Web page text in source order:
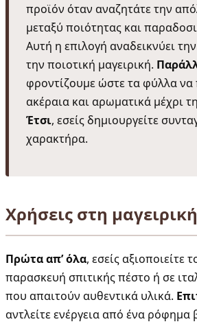
προϊόν όταν αναζητάτε την
μεταξύ ποιότητας και
Αυτή η επιλογή αναδεικνύει
την ποιοτική μαγειρική.
φροντίζουμε ώστε τα φύλλα
ακέραια και αρωματικά μέχρι
Έτσι, εσείς δημιουργείτε
χαρακτήρα.
Χρήσεις στη
Πρώτα απ’ όλα, εσείς αξιοποιείτε
παρασκευή σπιτικής πέστο ή σε
που απαιτούν αυθεντικά υλικά.
αντλείτε ενέργεια από ένα ρόφημα